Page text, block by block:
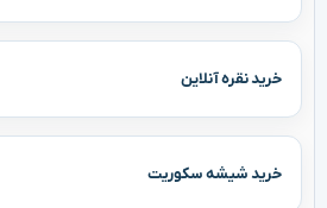
خرید نقره آنلاین
خرید شیشه سکوریت